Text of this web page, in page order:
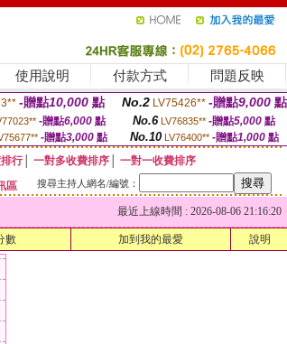
使用說明 付款方式 問題反映
-贈點10,000 點 No.2 LV75426** -贈點9,000 點
-贈點6,000點 No.6 LV76835** -贈點5,000點
-贈點3,000點 No.10 LV76400** -贈點1,000 點
行│ 一對多收費排序
一對一收費排序
區 搜尋主持人網名/編號：
最近上線時間 : 2026-08-06 21:16:20
數 加到我的最愛 說明